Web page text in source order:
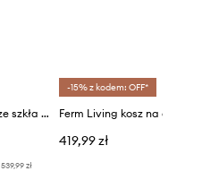
Ferm Living misa na owoce ze szkła dmuchanego 19 x 29 x 23 cm
539,99 zł
-15% z kodem: OFF*
419,99 zł